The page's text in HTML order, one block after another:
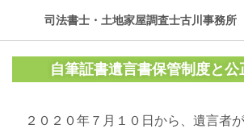
司法書士・土地家屋調査士古川事務所
自筆証書遺言書保管制度と公
２０２０年７月１０日から、遺言者